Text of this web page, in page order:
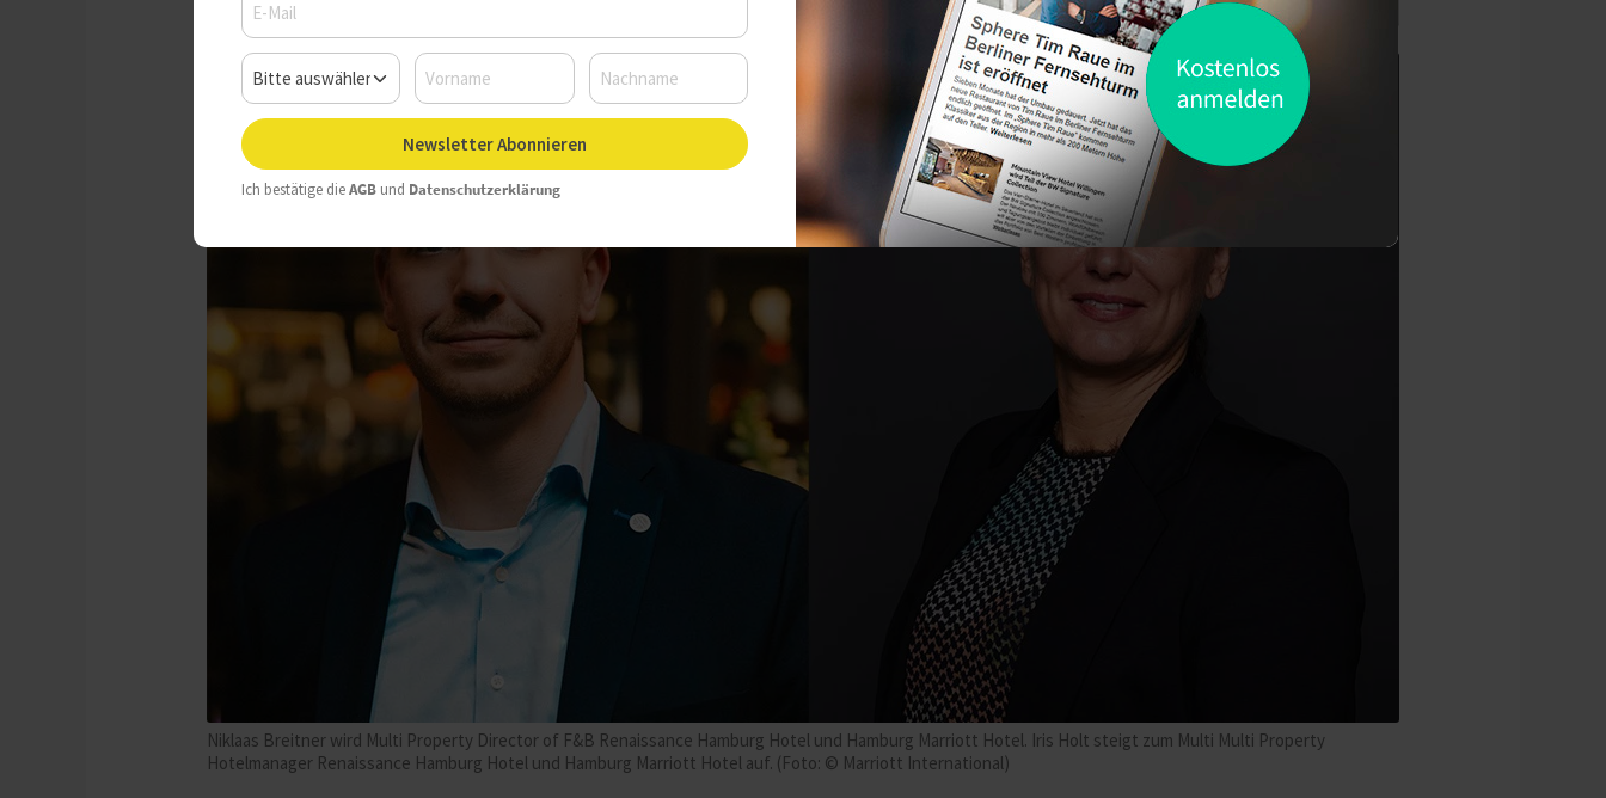
Niklaas Breitner wird Multi Property Director of F&B Renaissance Hamburg Hotel und Hamburg Marriott Hotel. Iris Holt steigt zum Multi Multi Property
Hotelmanager Renaissance Hamburg Hotel und Hamburg Marriott Hotel auf. (Foto: © Marriott International)
Newsletter Abonnieren
Ich bestätige dieAGB und Datenschutzerklärung